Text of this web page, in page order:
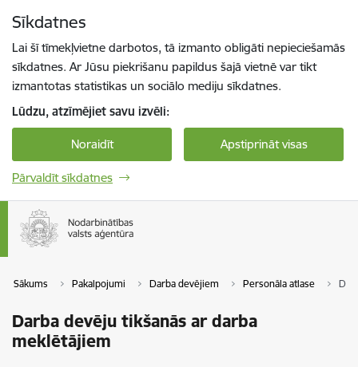
Sīkdatnes
Lai šī tīmekļvietne darbotos, tā izmanto obligāti nepieciešamās
sīkdatnes. Ar Jūsu piekrišanu papildus šajā vietnē var tikt
izmantotas statistikas un sociālo mediju sīkdatnes.
Lūdzu, atzīmējiet savu izvēli:
Noraidīt Apstiprināt visas
Pārvaldīt sīkdatnes
Sākums Pakalpojumi Darba devējiem Personāla atlase
Darba devēju tikšanās ar darba
meklētājiem